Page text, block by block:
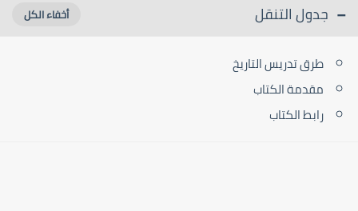
جدول التنقل
طرق تدريس التاريخ
مقدمة الكتاب
رابط الكتاب